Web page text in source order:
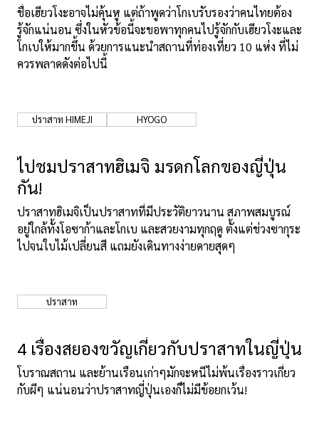
ชื่อเฮียวโงะอาจไม่คุ้นหู แต่ถ้าพูดว่าโกเบรับรองว่าคนไทยต้อง
รู้จักแน่นอน ซึ่งในหัวข้อนี้จะขอพาทุกคนไปรู้จักกับเฮียวโงะและ
โกเบให้มากขึ้น ด้วยการแนะนำสถานที่ท่องเที่ยว 10 แห่ง ที่ไม่
ควรพลาดดังต่อไปนี้
ปราสาท HIMEJI HYOGO
ไปชมปราสาทฮิเมจิ มรดกโลกของญี่ปุ่น
กัน!
ปราสาทฮิเมจิเป็นปราสาทที่มีประวัติยาวนาน สภาพสมบูรณ์
อยู่ใกล้ทั้งโอซาก้าและโกเบ และสวยงามทุกฤดู ตั้งแต่ช่วงซากุระ
ไปจนใบไม้เปลี่ยนสี แถมยังเดินทางง่ายดายสุดๆ
ปราสาท
4 เรื่องสยองขวัญเกี่ยวกับปราสาทในญี่ปุ่น
โบราณสถาน และย้านเรือนเก่าๆมักจะหนีไม่พ้นเรื่องราวเกี่ยว
กับผีๆ แน่นอนว่าปราสาทญี่ปุ่นเองก็ไม่มีข้อยกเว้น!